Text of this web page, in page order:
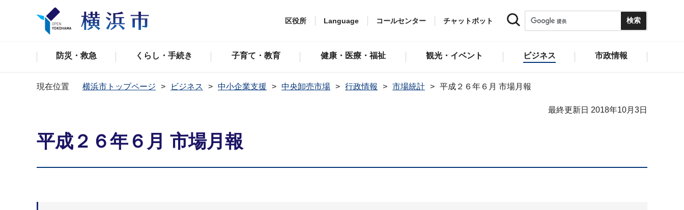
区役所 Language コールセンター チャットボット
防災・救急 くらし・手続き 子育て・教育 健康・医療・福祉 観光・イベント ビジネス 市政情報
現在位置 横浜市トップページ ビジネス 中小企業支援 中央卸売市場 行政情報 市場統計 平成２６年６月 市場月報
最終更新日 2018年10月3日
平成２６年６月 市場月報